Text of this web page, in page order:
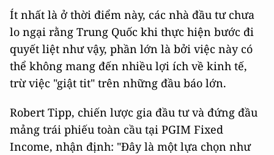
Ít nhất là ở thời điểm này, các nhà đầu tư chưa
lo ngại rằng Trung Quốc khi thực hiện bước đi
quyết liệt như vậy, phần lớn là bởi việc này có
thể không mang đến nhiều lợi ích về kinh tế,
trừ việc "giật tit" trên những đầu báo lớn.
Robert Tipp, chiến lược gia đầu tư và đứng đầu
mảng trái phiếu toàn cầu tại PGIM Fixed
Income, nhận định: "Đây là một lựa chọn như